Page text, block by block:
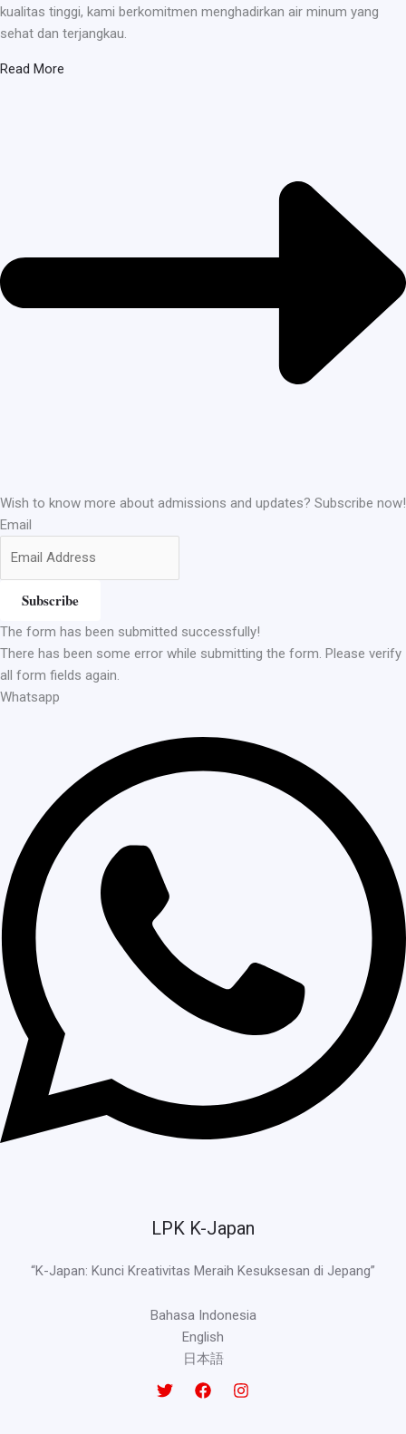
kualitas tinggi, kami berkomitmen menghadirkan air minum yang
sehat dan terjangkau.
Read More
Wish to know more about admissions and updates? Subscribe now!
Email
Subscribe
The form has been submitted successfully!
There has been some error while submitting the form. Please verify
all form fields again.
Whatsapp
LPK K-Japan
“K-Japan: Kunci Kreativitas Meraih Kesuksesan di Jepang”
Bahasa Indonesia
English
日本語